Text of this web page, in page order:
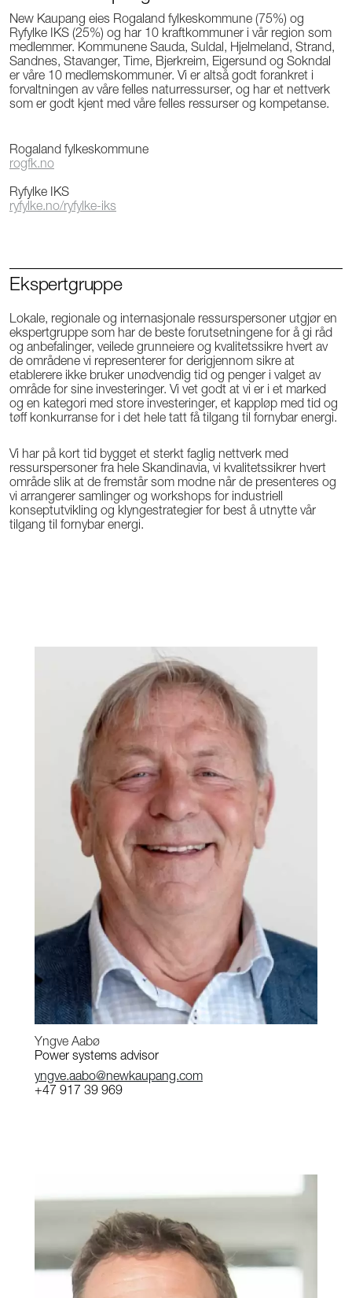
New Kaupang eies Rogaland fylkeskommune (75%) og
Ryfylke IKS (25%) og har 10 kraftkommuner i vår region som
medlemmer. Kommunene Sauda, Suldal, Hjelmeland, Strand,
Sandnes, Stavanger, Time, Bjerkreim, Eigersund og Sokndal
er våre 10 medlemskommuner. Vi er altså godt forankret i
forvaltningen av våre felles naturressurser, og har et nettverk
som er godt kjent med våre felles ressurser og kompetanse.
Rogaland fylkeskommune
rogfk.no
Ryfylke IKS
ryfylke.no/ryfylke-iks
Ekspertgruppe
Lokale, regionale og internasjonale ressurspersoner utgjør en
ekspertgruppe som har de beste forutsetningene for å gi råd
og anbefalinger, veilede grunneiere og kvalitetssikre hvert av
de områdene vi representerer for derigjennom sikre at
etablerere ikke bruker unødvendig tid og penger i valget av
område for sine investeringer. Vi vet godt at vi er i et marked
og en kategori med store investeringer, et kappløp med tid og
tøff konkurranse for i det hele tatt få tilgang til fornybar energi.
Vi har på kort tid bygget et sterkt faglig nettverk med
ressurspersoner fra hele Skandinavia, vi kvalitetssikrer hvert
område slik at de fremstår som modne når de presenteres og
vi arrangerer samlinger og workshops for industriell
konseptutvikling og klyngestrategier for best å utnytte vår
tilgang til fornybar energi.
Yngve Aabø
Power systems advisor
yngve.aabo@newkaupang.com
+47 917 39 969